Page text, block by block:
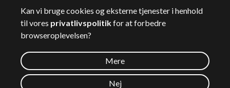
🇸🇪Sverige
©2026Wannasport.dk
Kan vi bruge cookies og eksterne tjenester i henhold
til vores privatlivspolitikfor at forbedre
browseroplevelsen?
Mere
Nej